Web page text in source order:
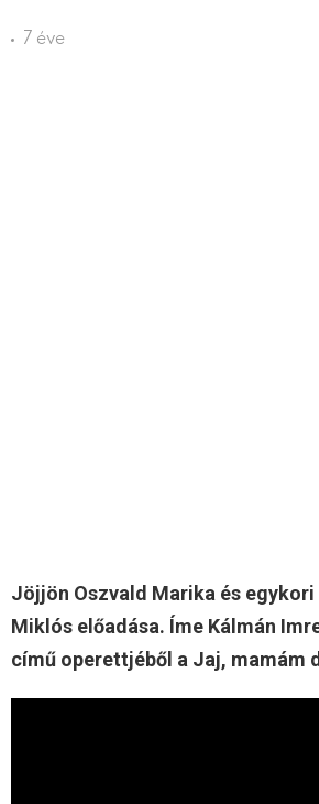
7 éve
Jöjjön Oszvald Marika és
Miklós előadása. Íme Kálmán
című operettjéből a Jaj, mamám